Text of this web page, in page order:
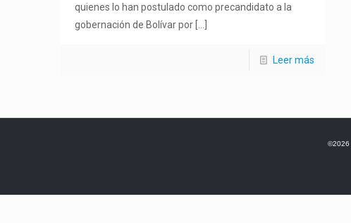
quienes lo han postulado como precandidato a la
gobernación de Bolívar por
Leer más
©2026